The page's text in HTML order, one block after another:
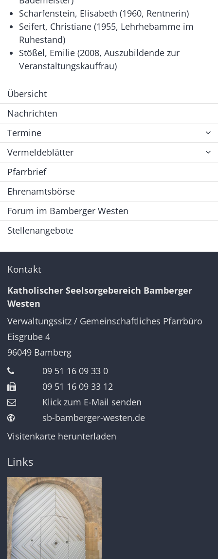
Scharfenstein, Elisabeth (1960, Rentnerin)
Seifert, Christiane (1955, Lehrhebamme im
Ruhestand)
Stößel, Emilie (2008, Auszubildende zur
Veranstaltungskauffrau)
Übersicht
Nachrichten
Termine
Vermeldeblätter
Pfarrbrief
Ehrenamtsbörse
Forum im Bamberger Westen
Stellenangebote
Kontakt
Katholischer Seelsorgebereich Bamberger
Westen
Verwaltungssitz / Gemeinschaftliches Pfarrbüro
Eisgrube 4
96049 Bamberg
09 51 16 09 33 0
09 51 16 09 33 12
Klick zum E-Mail senden
sb-bamberger-westen.de
Visitenkarte herunterladen
Links